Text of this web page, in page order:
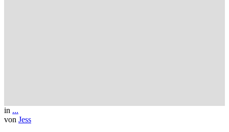
in ...
von Jess